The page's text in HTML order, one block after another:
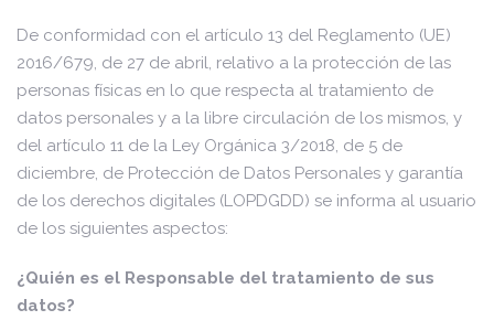
De conformidad con el artículo 13 del Reglamento (UE)
2016/679, de 27 de abril, relativo a la protección de las
personas físicas en lo que respecta al tratamiento de
datos personales y a la libre circulación de los mismos, y
del artículo 11 de la Ley Orgánica 3/2018, de 5 de
diciembre, de Protección de Datos Personales y garantía
de los derechos digitales (LOPDGDD) se informa al usuario
de los siguientes aspectos:
¿Quién es el Responsable del tratamiento de sus
datos?